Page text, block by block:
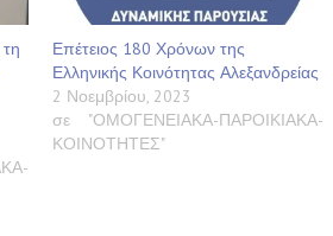
Επέτειος 180 Χρόνων της
Ελληνικής Κοινότητας Αλεξανδρείας
2 Νοεμβρίου, 2023
σε "ΟΜΟΓΕΝΕΙΑΚΑ-ΠΑΡΟΙΚΙΑΚΑ-
ΚΟΙΝΟΤΗΤΕΣ"